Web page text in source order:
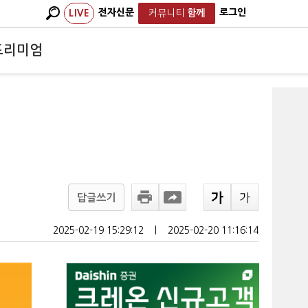
LIVE 전자신문 커뮤니티 함께 로그인
리미엄
답글쓰기
2025-02-19 15:29:12 2025-02-20 11:16:14